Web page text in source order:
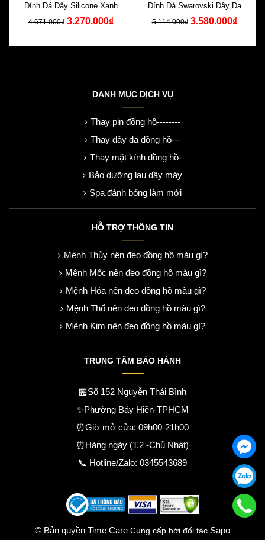
Đính Đá Dây Silicone Xanh
4.671.000₫ 3.270.000₫
Đính Đá Swarovski Dây Da
5.114.000₫ 3.580.000₫
DANH MỤC DỊCH VỤ
Thay pin đồng hồ--------
Thay dây da đồng hồ---
Thay mặt kính đồng hồ-
Bảo dưỡng lau dầy máy
Spa,đánh bóng làm mới
HỖ TRỢ THÔNG TIN
Mệnh Thủy nên đeo đồng hồ màu gì?
Mệnh Mộc nên đeo đồng hồ màu gì?
Mệnh Hỏa nên đeo đồng hồ màu gì?
Mệnh Thổ nên đeo đồng hồ màu gì?
Mệnh Kim nên đeo đồng hồ màu gì?
TRUNG TÂM BẢO HÀNH
🏪Số 152 Nguyễn Thái Bình
✨Phường Bảy Hiền-TPHCM
⏰Giờ mở cửa: 09h00-21h00
⏰Hàng ngày (T.2 -Chủ Nhật)
📞 Hotline/Zalo: 0345543689
© Bản quyền Time Care Cung cấp bởi đối tác Sapo